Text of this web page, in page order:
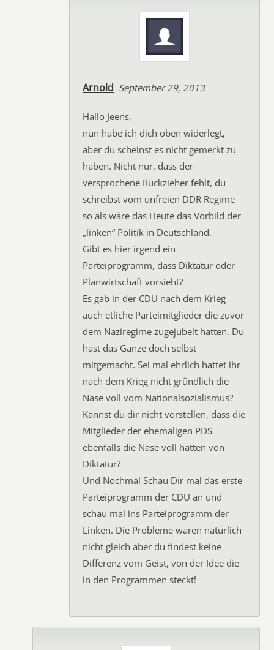
Arnold September 29, 2013
Hallo Jeens,
nun habe ich dich oben widerlegt,
aber du scheinst es nicht gemerkt zu
haben. Nicht nur, dass der
versprochene Rückzieher fehlt, du
schreibst vom unfreien DDR Regime
so als wäre das Heute das Vorbild der
„linken“ Politik in Deutschland.
Gibt es hier irgend ein
Parteiprogramm, dass Diktatur oder
Planwirtschaft vorsieht?
Es gab in der CDU nach dem Krieg
auch etliche Parteimitglieder die zuvor
dem Naziregime zugejubelt hatten. Du
hast das Ganze doch selbst
mitgemacht. Sei mal ehrlich hattet ihr
nach dem Krieg nicht gründlich die
Nase voll vom Nationalsozialismus?
Kannst du dir nicht vorstellen, dass die
Mitglieder der ehemaligen PDS
ebenfalls die Nase voll hatten von
Diktatur?
Und Nochmal Schau Dir mal das erste
Parteiprogramm der CDU an und
schau mal ins Parteiprogramm der
Linken. Die Probleme waren natürlich
nicht gleich aber du findest keine
Differenz vom Geist, von der Idee die
in den Programmen steckt!